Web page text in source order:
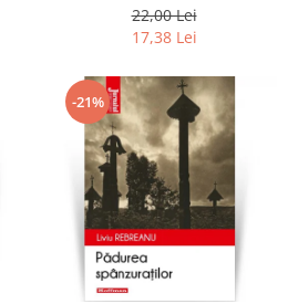
22,00 Lei
17,38 Lei
-21%